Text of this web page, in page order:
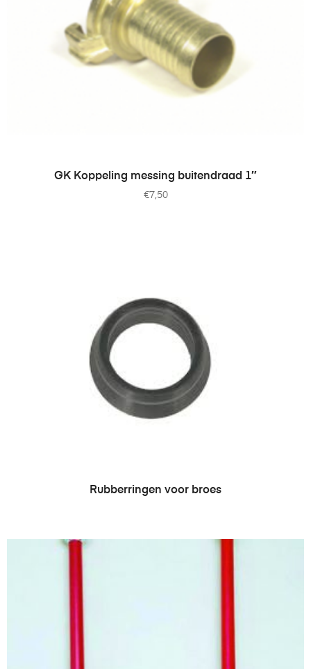
TOEVOEGEN AAN WINKELWAGEN
GK Koppeling messing buitendraad 1″
€7,50
LEES VERDER
Rubberringen voor broes